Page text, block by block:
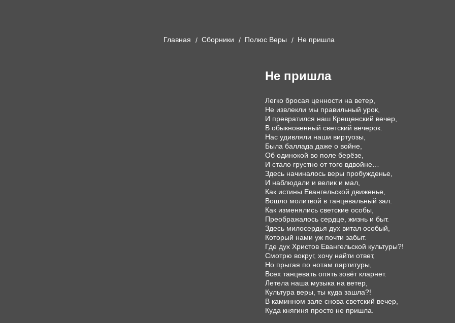
Главная Cборники Полюс Веры Не пришла
Не пришла
Легко бросая ценности на ветер,
Не извлекли мы правильный урок,
И превратился наш Крещенский вечер,
В обыкновенный светский вечерок.
Нас удивляли наши виртуозы,
Была баллада даже о войне,
Об одинокой во поле берёзе,
И стало грустно от того вдвойне…
Здесь начиналось веры пробужденье,
И наблюдали и велик и мал,
Как истины Евангельской движенье,
Вошло молитвой в танцевальный зал.
Как изменялись светские особы,
Преображалось сердце, жизнь и быт.
Здесь милосердья дух витал особый,
Который нами уж почти забыт.
Где дух Христов Евангельской культуры?!
Смотрю вокруг, хочу найти ответ,
Но прыгая по нотам партитуры,
Всех танцевать опять зовёт кларнет.
Летела наша музыка на ветер,
Культура веры, ты куда зашла?!
В каминном зале снова светский вечер,